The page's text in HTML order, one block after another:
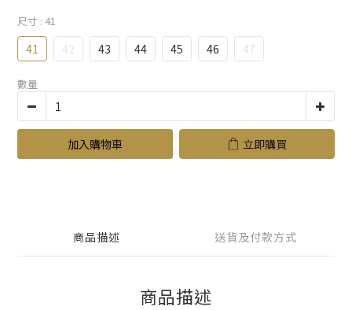
尺寸 : 41
41 42 43 44 45 46 47
數量
加入購物車 立即購買
商品描述 送貨及付款方式
商品描述